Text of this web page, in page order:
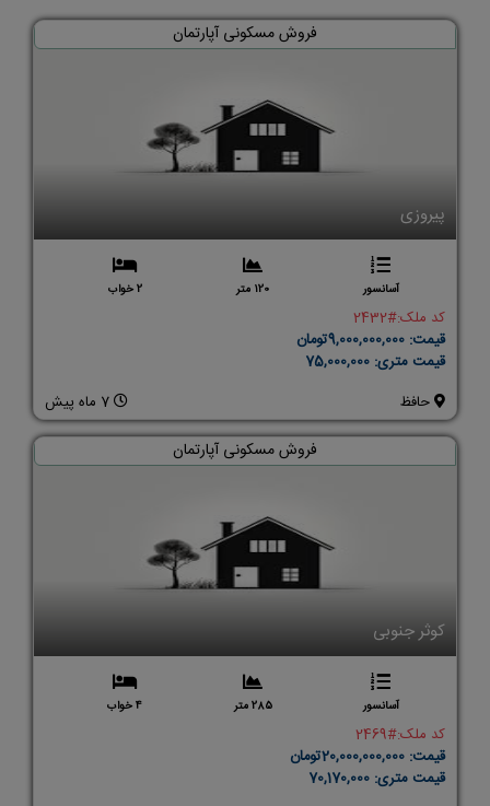
پیروزی
فروش مسکونی آپارتمان
آسانسور 120 متر 2 خواب
کد ملک:#2432
قیمت:
قیمت متری:
7 ماه پیش
حافظ
کوثر جنوبی
فروش مسکونی آپارتمان
آسانسور 285 متر 4 خواب
کد ملک:#2469
قیمت:
قیمت متری: